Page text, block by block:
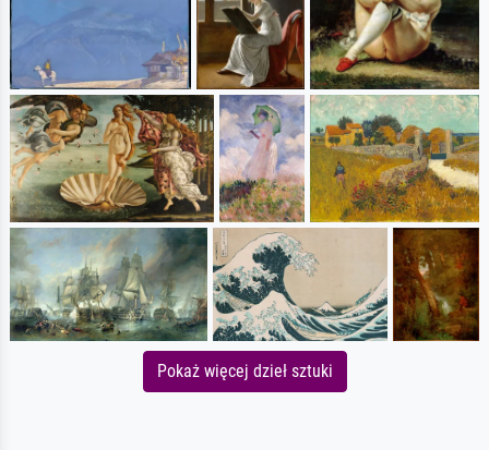
Pokaż więcej dzieł sztuki